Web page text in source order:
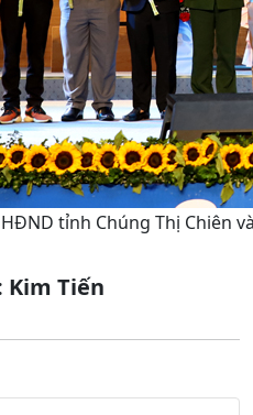
tỉnh Chúng Thị Chiên
Kim Tiến